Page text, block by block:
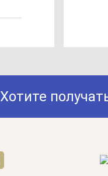
Хотите